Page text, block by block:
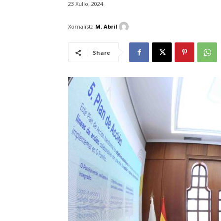
23 Xullo, 2024
Xornalista M. Abril
Share